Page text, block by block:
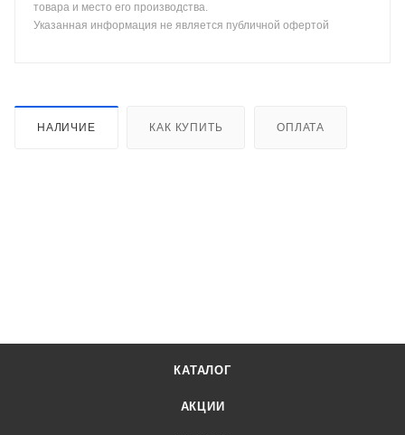
товара и место его производства.
Указанная информация не является публичной офертой
НАЛИЧИЕ КАК КУПИТЬ ОПЛАТА
КАТАЛОГ
АКЦИИ